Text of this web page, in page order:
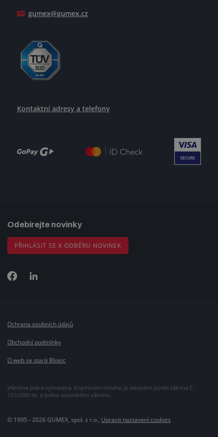
gumex@gumex.cz
Kontaktní adresy a telefony
Odebírejte novinky
PŘIHLÁSIT SE K ODBĚRU NOVINEK
Všechna práva vyhrazena. Kopírování obsahu je zakázáno podle zákona č.
121/2000 sb. o právu autorského zákonu.
Ochrana osobních údajů
Obchodní podmínky
O web se stará Blogic
© 1995 - 2026 GUMEX, spol. s r.o., Upravit nastavení cookies